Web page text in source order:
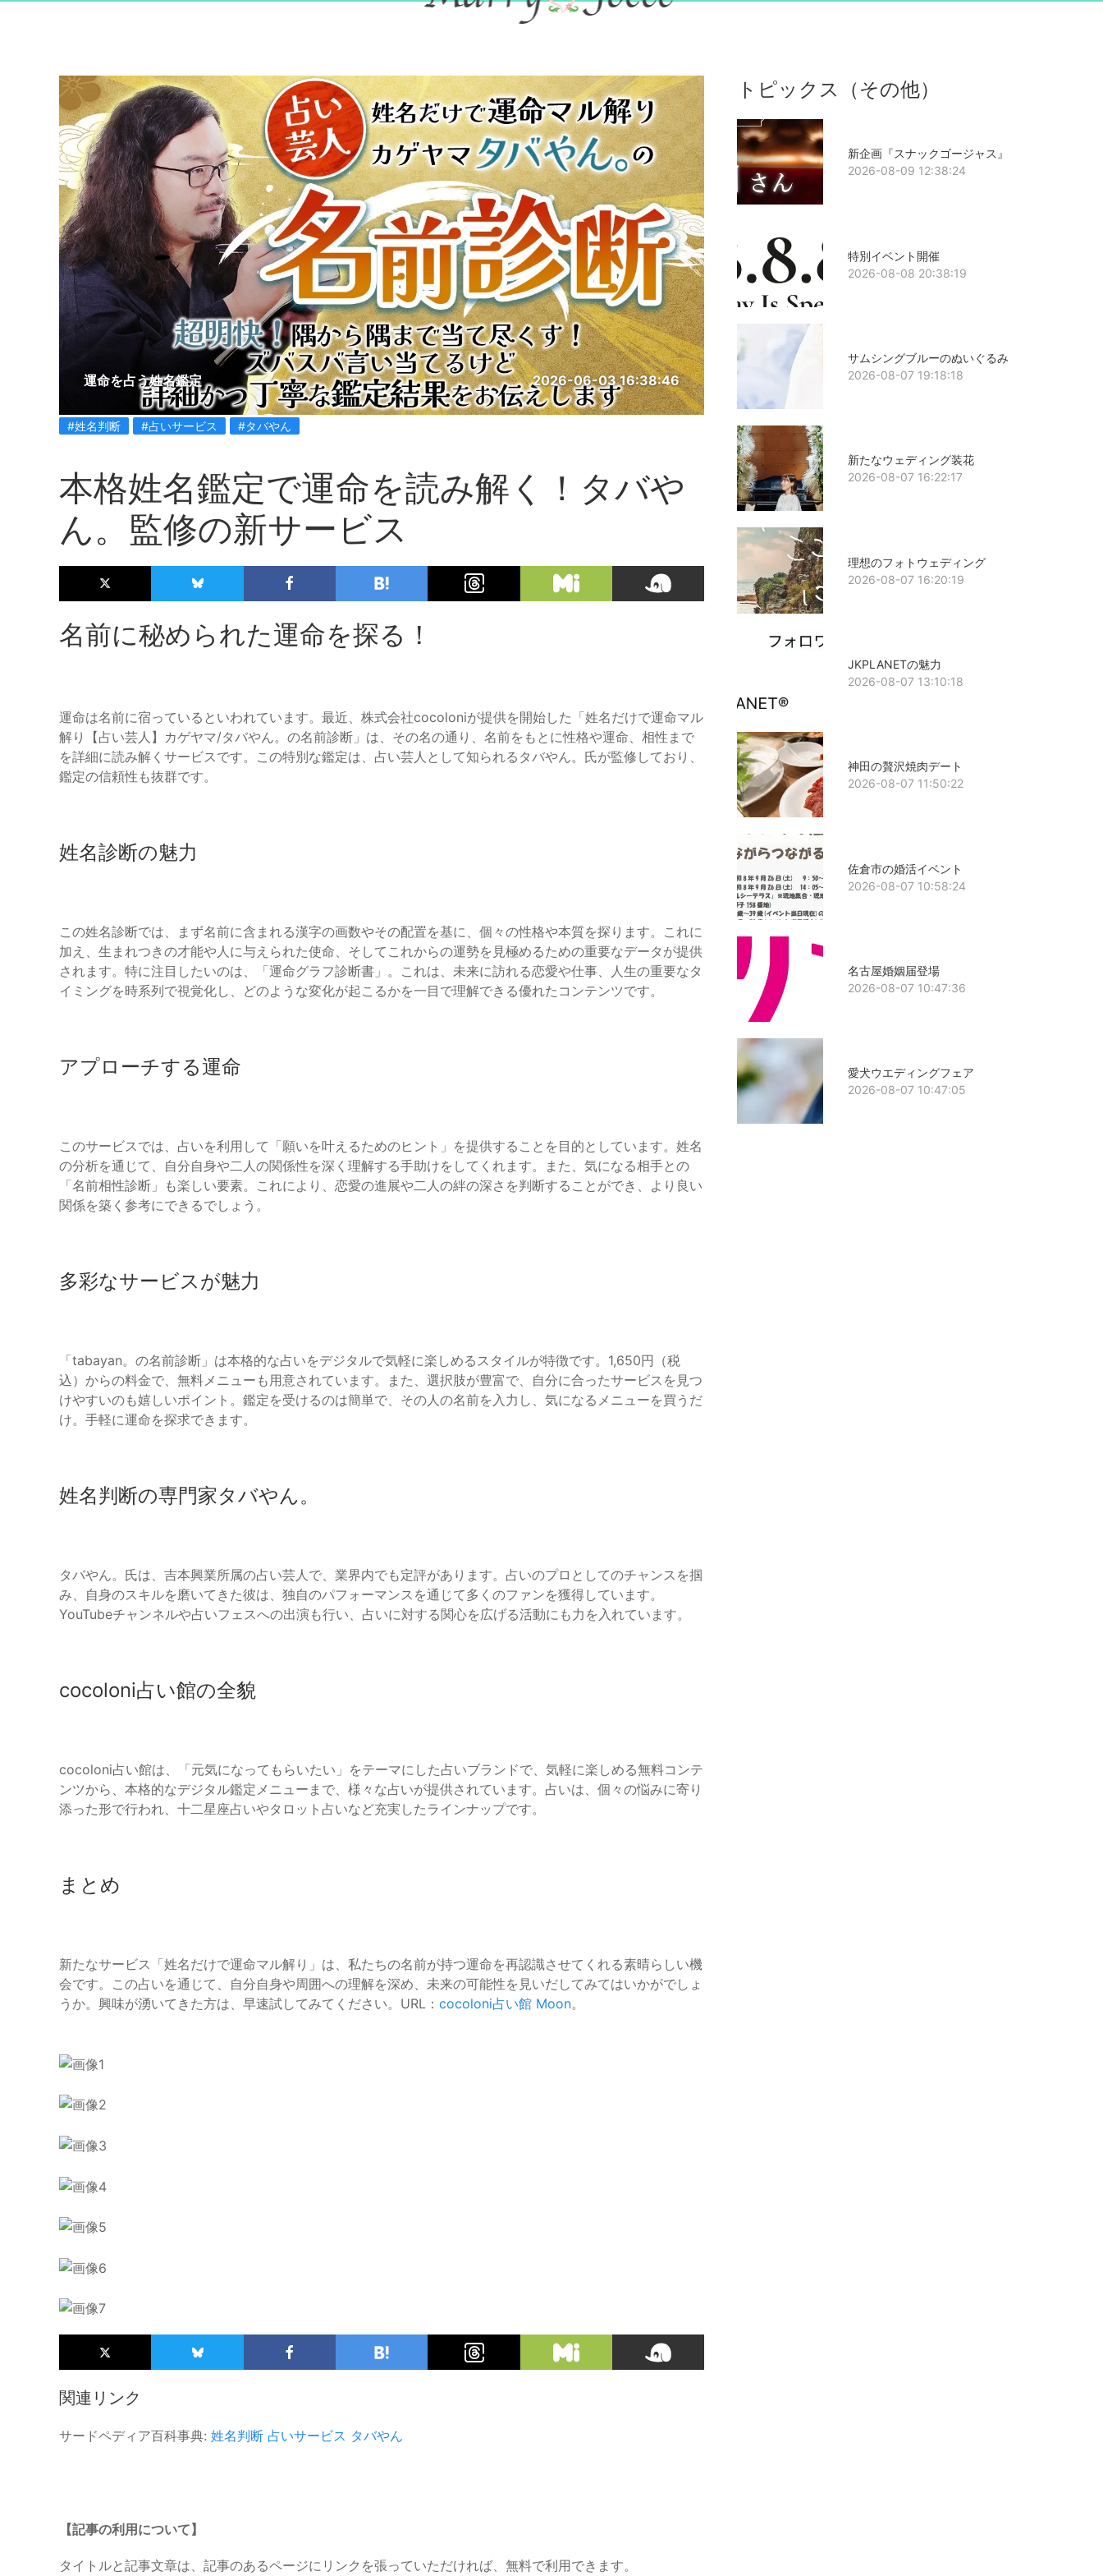
運命を占う姓名鑑定 2026-06-03 16:38:46
#姓名判断 #占いサービス #タバやん
本格姓名鑑定で運命を読み解く！タバや
ん。監修の新サービス
名前に秘められた運命を探る！
運命は名前に宿っているといわれています。最近、株式会社cocoloniが提供を開始した「姓名だけで運命マル
解り【占い芸人】カゲヤマ/タバやん。の名前診断」は、その名の通り、名前をもとに性格や運命、相性まで
を詳細に読み解くサービスです。この特別な鑑定は、占い芸人として知られるタバやん。氏が監修しており、
鑑定の信頼性も抜群です。
姓名診断の魅力
この姓名診断では、まず名前に含まれる漢字の画数やその配置を基に、個々の性格や本質を探ります。これに
加え、生まれつきの才能や人に与えられた使命、そしてこれからの運勢を見極めるための重要なデータが提供
されます。特に注目したいのは、「運命グラフ診断書」。これは、未来に訪れる恋愛や仕事、人生の重要なタ
イミングを時系列で視覚化し、どのような変化が起こるかを一目で理解できる優れたコンテンツです。
アプローチする運命
このサービスでは、占いを利用して「願いを叶えるためのヒント」を提供することを目的としています。姓名
の分析を通じて、自分自身や二人の関係性を深く理解する手助けをしてくれます。また、気になる相手との
「名前相性診断」も楽しい要素。これにより、恋愛の進展や二人の絆の深さを判断することができ、より良い
関係を築く参考にできるでしょう。
多彩なサービスが魅力
「tabayan。の名前診断」は本格的な占いをデジタルで気軽に楽しめるスタイルが特徴です。1,650円（税
込）からの料金で、無料メニューも用意されています。また、選択肢が豊富で、自分に合ったサービスを見つ
けやすいのも嬉しいポイント。鑑定を受けるのは簡単で、その人の名前を入力し、気になるメニューを買うだ
け。手軽に運命を探求できます。
姓名判断の専門家タバやん。
タバやん。氏は、吉本興業所属の占い芸人で、業界内でも定評があります。占いのプロとしてのチャンスを掴
み、自身のスキルを磨いてきた彼は、独自のパフォーマンスを通じて多くのファンを獲得しています。
YouTubeチャンネルや占いフェスへの出演も行い、占いに対する関心を広げる活動にも力を入れています。
cocoloni占い館の全貌
cocoloni占い館は、「元気になってもらいたい」をテーマにした占いブランドで、気軽に楽しめる無料コンテ
ンツから、本格的なデジタル鑑定メニューまで、様々な占いが提供されています。占いは、個々の悩みに寄り
添った形で行われ、十二星座占いやタロット占いなど充実したラインナップです。
まとめ
新たなサービス「姓名だけで運命マル解り」は、私たちの名前が持つ運命を再認識させてくれる素晴らしい機
会です。この占いを通じて、自分自身や周囲への理解を深め、未来の可能性を見いだしてみてはいかがでしょ
うか。興味が湧いてきた方は、早速試してみてください。URL： cocoloni占い館 Moon。
関連リンク
サードペディア百科事典: 姓名判断 占いサービス タバやん
トピックス（その他）
新企画『スナックゴージャス』
2026-08-09 12:38:24
特別イベント開催
2026-08-08 20:38:19
サムシングブルーのぬいぐるみ
2026-08-07 19:18:18
新たなウェディング装花
2026-08-07 16:22:17
理想のフォトウェディング
2026-08-07 16:20:19
JKPLANETの魅力
2026-08-07 13:10:18
神田の贅沢焼肉デート
2026-08-07 11:50:22
佐倉市の婚活イベント
2026-08-07 10:58:24
名古屋婚姻届登場
2026-08-07 10:47:36
愛犬ウエディングフェア
2026-08-07 10:47:05
【記事の利用について】
タイトルと記事文章は、記事のあるページにリンクを張っていただければ、無料で利用できます。